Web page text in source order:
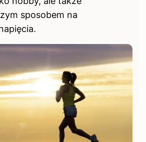
sposobem na